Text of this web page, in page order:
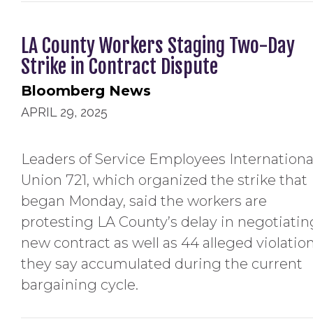
LA County Workers Staging Two-Day
Strike in Contract Dispute
Bloomberg News
APRIL 29, 2025
Leaders of Service Employees
Union 721, which organized the strike that
began Monday, said the workers are
protesting LA County’s delay in
new contract as well as 44 alleged
they say accumulated during the current
bargaining cycle.